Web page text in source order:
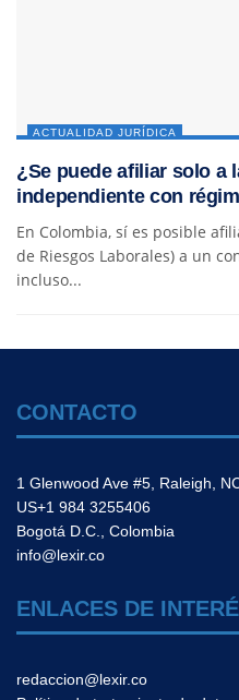
ACTUALIDAD JURÍDICA
¿Se puede afiliar solo a
independiente con
En Colombia, sí es posible
de Riesgos Laborales) a un
incluso...
CONTACTO
1 Glenwood Ave #5, Raleigh,
US+1 984 3255406
Bogotá D.C., Colombia
info@lexir.co
ENLACES DE
redaccion@lexir.co